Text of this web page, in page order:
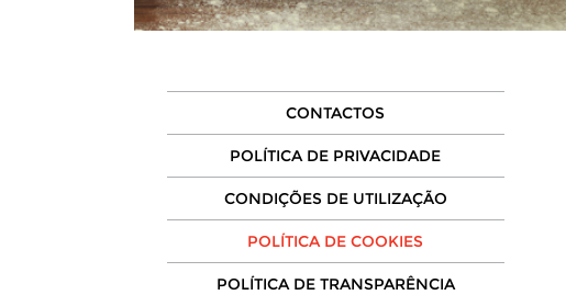
CONTACTOS
POLÍTICA DE PRIVACIDADE
CONDIÇÕES DE UTILIZAÇÃO
POLÍTICA DE COOKIES
POLÍTICA DE TRANSPARÊNCIA